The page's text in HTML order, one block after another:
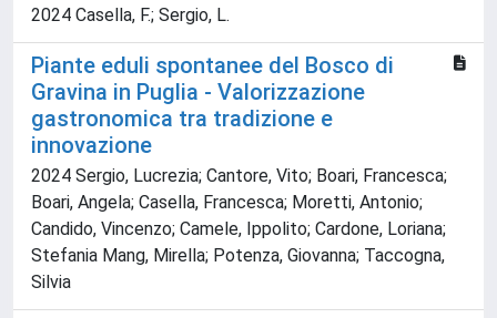
2024 Casella, F.; Sergio, L.
Piante eduli spontanee del Bosco di
Gravina in Puglia - Valorizzazione
gastronomica tra tradizione e
innovazione
2024 Sergio, Lucrezia; Cantore, Vito; Boari, Francesca;
Boari, Angela; Casella, Francesca; Moretti, Antonio;
Candido, Vincenzo; Camele, Ippolito; Cardone, Loriana;
Stefania Mang, Mirella; Potenza, Giovanna; Taccogna,
Silvia